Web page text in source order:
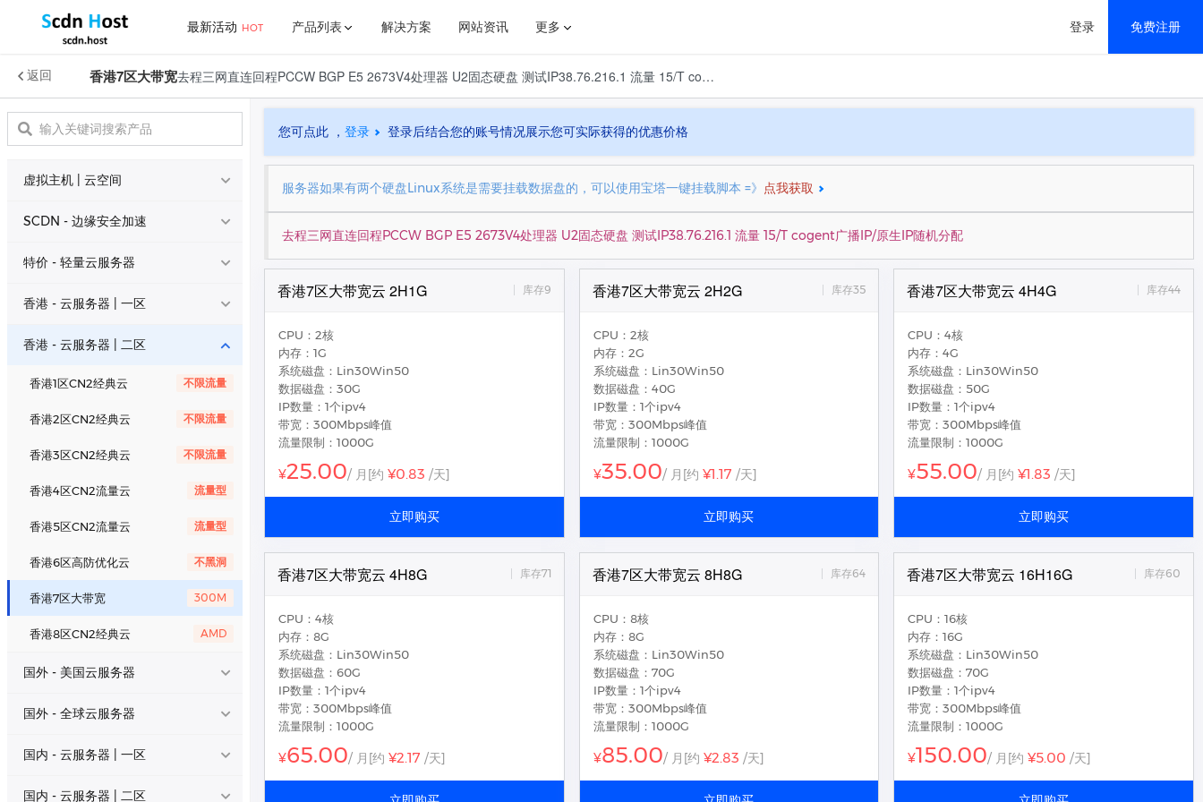
最新活动 HOT 产品列表
公益免费 • 虚拟主机
高性能
免费宝塔虚拟主机
美国虚拟主机 • 1区
高性能
免备案，美国宝塔虚拟主机
虚拟主机 | 云空间
SCDN - 边缘安全加速
特价 - 轻量云服务器
香港 - 云服务器 | 一区
香港 - 云服务器 | 二区
国内 - 云服务器 | 一区
国内 - 云服务器 | 二区
NAT云/挂机宝/云电脑
解决方案
行业解决方案
网站解决方案
网站资讯
新闻中心
官方公告
更多
了解我们
公司简介
联系我们
更多
推介计划
登录 免费注册
返回 香港7区大带宽 去程三网直连回程PCCW BGP E5 2673V4处理器 U2固态硬盘 测试IP38.76.216.1 流量 15/T cogent广播IP/原生IP随机分配
虚拟主机 | 云空间
公益免费 • 虚拟主机 高性能
美国虚拟主机 • 1区
SCDN - 边缘安全加速
公益免费 • SCDN CDN
亚太海外 • SCDN
特价 - 轻量云服务器
香港大宽带 • 2区 AMD
香港大宽带 • 3区
特惠
香港 - 云服务器 | 一区
ECS - 香港大浦 • 三区 E5
ECS - 美国专线大带宽 E5
香港 - 云服务器 | 二区
香港1区CN2经典云 不限流量
香港2区CN2经典云 不限流量
香港3区CN2经典云 不限流量
香港4区CN2流量云 流量型
香港5区CN2流量云 流量型
香港6区高防优化云 不黑洞
香港7区大带宽 300M
香港8区CN2经典云 AMD
国外 - 美国云服务器
美国1区精品云 E5
美国2区CN2云
国外 - 全球云服务器
日本精品直连云 BGP
新加坡BGP
国内 - 云服务器 | 一区
ECS - 浙江宁波 • 电信 铂金
国内 - 云服务器 | 二区
您可点此 ， 登录 登录后结合您的账号情况展示您可实际获得的优惠价格
服务器如果有两个硬盘Linux系统是需要挂载数据盘的，可以使用宝塔一键挂载脚本 =》 点我获取
去程三网直连回程PCCW BGP E5 2673V4处理器 U2固态硬盘 测试IP38.76.216.1 流量 15/T cogent广播IP/原生IP随机分配
香港7区大带宽云 2H1G 库存9
CPU：2核
内存：1G
系统磁盘：Lin30Win50
数据磁盘：30G
IP数量：1个ipv4
带宽：300Mbps峰值
流量限制：1000G
¥25.00/ 月 [约 ¥0.83 /天]
立即购买
香港7区大带宽云 2H2G 库存35
CPU：2核
内存：2G
系统磁盘：Lin30Win50
数据磁盘：40G
IP数量：1个ipv4
带宽：300Mbps峰值
流量限制：1000G
¥35.00/ 月 [约 ¥1.17 /天]
立即购买
香港7区大带宽云 4H4G 库存44
CPU：4核
内存：4G
系统磁盘：Lin30Win50
数据磁盘：50G
IP数量：1个ipv4
带宽：300Mbps峰值
流量限制：1000G
¥55.00/ 月 [约¥1.83 /天]
立即购买
香港7区大带宽云 4H8G 库存71
CPU：4核
内存：8G
系统磁盘：Lin30Win50
数据磁盘：60G
IP数量：1个ipv4
带宽：300Mbps峰值
流量限制：1000G
¥65.00/ 月 [约 ¥2.17 /天]
香港7区大带宽云 8H8G 库存64
CPU：8核
内存：8G
系统磁盘：Lin30Win50
数据磁盘：70G
IP数量：1个ipv4
带宽：300Mbps峰值
流量限制：1000G
¥85.00/ 月 [约 ¥2.83 /天]
香港7区大带宽云 16H16G 库存60
CPU：16核
内存：16G
系统磁盘：Lin30Win50
数据磁盘：70G
IP数量：1个ipv4
带宽：300Mbps峰值
流量限制：1000G
¥150.00/ 月 [约¥5.00 /天]